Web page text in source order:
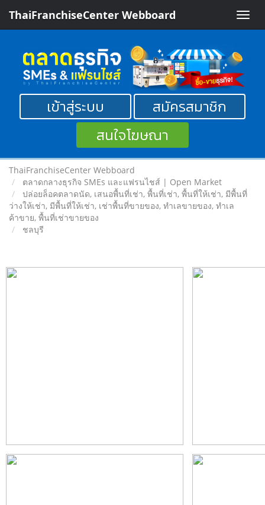
Toggle
ThaiFranchiseCenter Webboard
เข้าสู่ระบบ
สมัครสมาชิก
สนใจโฆษณา
ThaiFranchiseCenter Webboard
ตลาดกลางธุรกิจ SMEs และแฟรนไชส์ | Open Market
ปล่อยล็อคตลาดนัด, เสนอพื้นที่เช่า, พื้นที่เช่า, พื้นที่ให้เช่า, มีพื้นที่
ว่างให้เช่า, มีพื้นที่ให้เช่า, เช่าพื้นที่ขายของ, ทําเลขายของ, ทำเล
ค้าขาย, พื้นที่เช่าขายของ
ชลบุรี